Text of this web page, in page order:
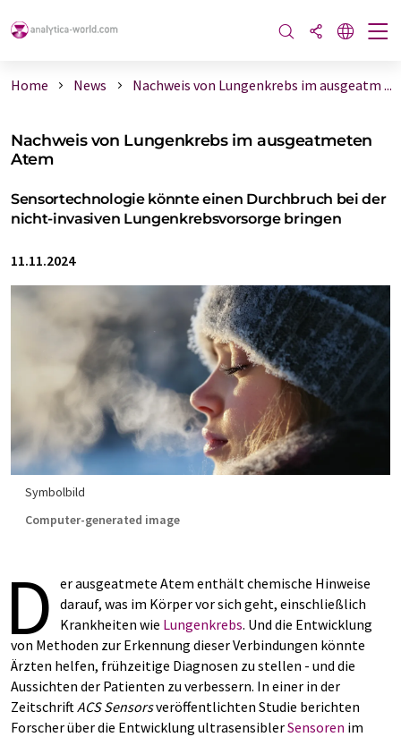
Home News Nachweis von Lungenkrebs im ausgeatm ...
Nachweis von Lungenkrebs im ausgeatmeten
Atem
Sensortechnologie könnte einen Durchbruch bei der
nicht-invasiven Lungenkrebsvorsorge bringen
11.11.2024
Symbolbild
Computer-generated image
D er ausgeatmete Atem enthält chemische Hinweise
darauf, was im Körper vor sich geht, einschließlich
Krankheiten wie Lungenkrebs. Und die Entwicklung
von Methoden zur Erkennung dieser Verbindungen könnte
Ärzten helfen, frühzeitige Diagnosen zu stellen - und die
Aussichten der Patienten zu verbessern. In einer in der
ZeitschriftACS Sensorsveröffentlichten Studie berichten
Forscher über die Entwicklung ultrasensiblerSensoren im